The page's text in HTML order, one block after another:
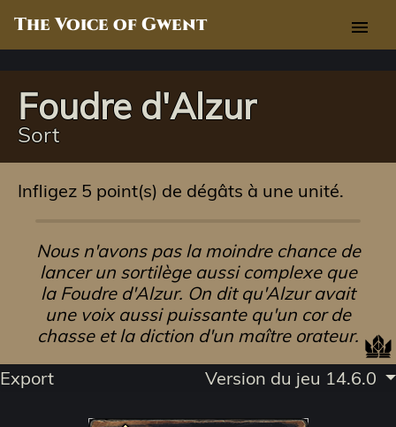
The Voice of Gwent menu
Foudre d'Alzur
Sort
Infligez 5 point(s) de dégâts à une unité.
Nous n'avons pas la moindre chance de
lancer un sortilège aussi complexe que
la Foudre d'Alzur. On dit qu'Alzur avait
une voix aussi puissante qu'un cor de
chasse et la diction d'un maître orateur.
Export
Version du jeu 14.6.0